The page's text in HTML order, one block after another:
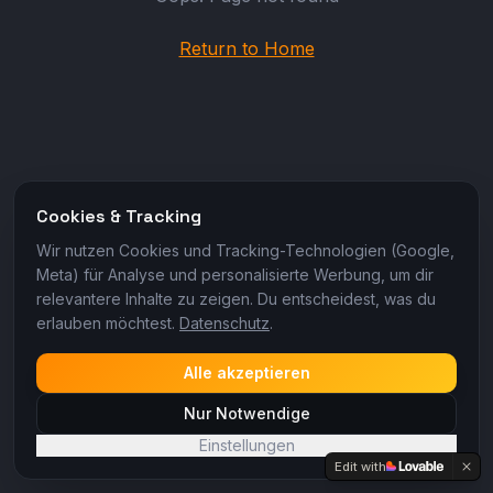
Return to Home
Cookies & Tracking
Wir nutzen Cookies und Tracking-Technologien (Google,
Meta) für Analyse und personalisierte Werbung, um dir
relevantere Inhalte zu zeigen. Du entscheidest, was du
erlauben möchtest. Datenschutz.
Alle akzeptieren
Nur Notwendige
Einstellungen
Edit with